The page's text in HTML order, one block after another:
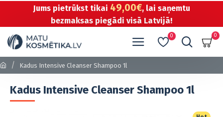
Jums pietrūkst tikai 49,00€, lai saņemtu
bezmaksas piegādi visā Latvijā!
0 0
Kadus Intensive Cleanser Shampoo 1l
Kadus Intensive Cleanser Shampoo 1l